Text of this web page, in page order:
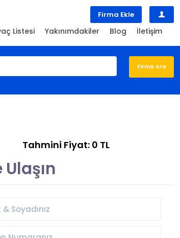
Firma Ekle
Listesi Yakınımdakiler Blog İletişim
Tahmini Fiyat: 0 TL
Ulaşın